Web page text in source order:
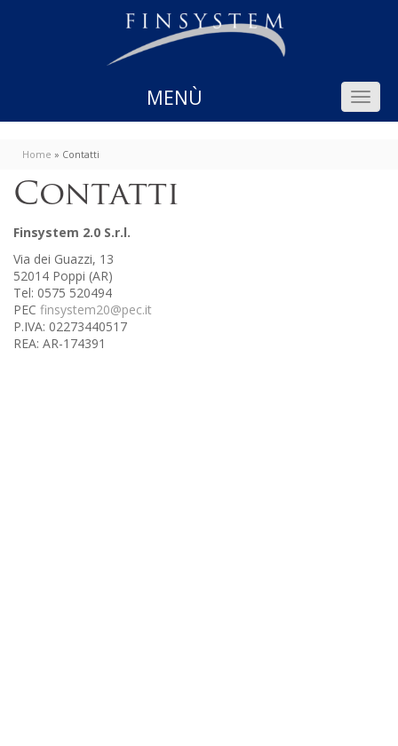
Home » Contatti
Contatti
Finsystem 2.0 S.r.l.
Via dei Guazzi, 13
52014 Poppi (AR)
Tel: 0575 520494
PEC finsystem20@pec.it
P.IVA: 02273440517
REA: AR-174391